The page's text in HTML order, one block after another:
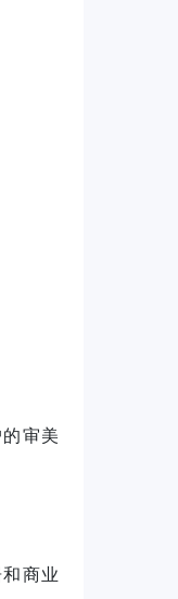
审美
商业